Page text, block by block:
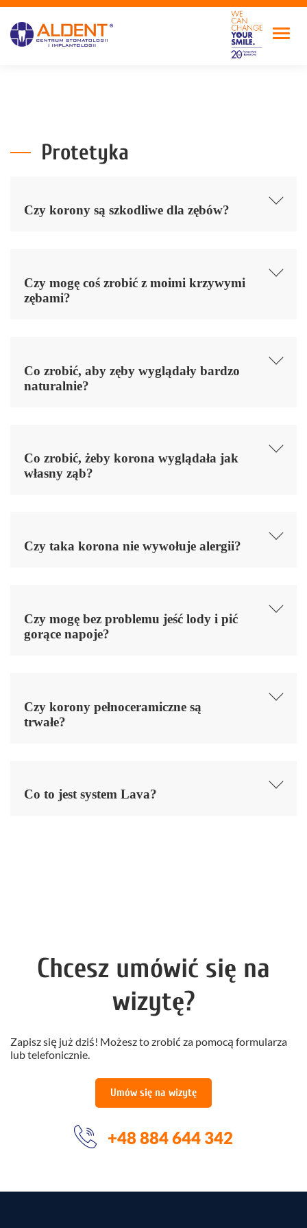
Protetyka
Czy korony są szkodliwe dla zębów?
Czy mogę coś zrobić z moimi krzywymi
zębami?
Co zrobić, aby zęby wyglądały bardzo
naturalnie?
Co zrobić, żeby korona wyglądała jak
własny ząb?
Czy taka korona nie wywołuje alergii?
Czy mogę bez problemu jeść lody i pić
gorące napoje?
Czy korony pełnoceramiczne są
trwałe?
Co to jest system Lava?
Chcesz umówić się na
wizytę?
Zapisz się już dziś! Możesz to zrobić za pomocą formularza
lub telefonicznie.
Umów się na wizytę
+48 884 644 342